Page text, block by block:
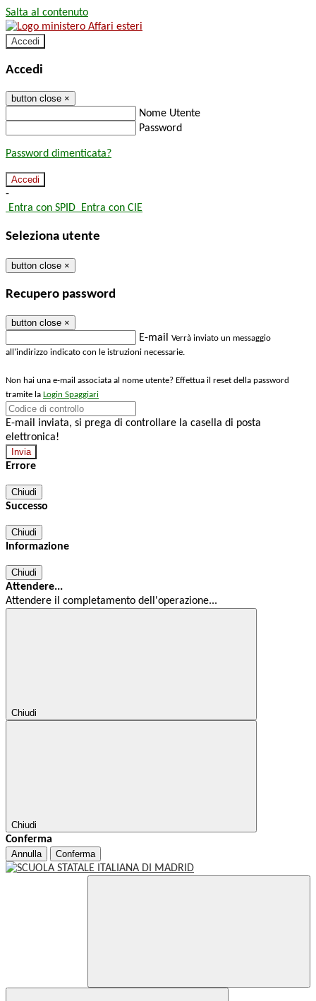
Salta al contenuto
Accedi
Accedi
button close ×
Nome Utente
Password
Password dimenticata?
-
Entra con SPID Entra con CIE
Seleziona utente
button close ×
Recupero password
button close ×
E-mail Verrà inviato un messaggio
all'indirizzo indicato con le istruzioni necessarie.
Non hai una e-mail associata al nome utente? Effettua il reset della password
tramite la Login Spaggiari
E-mail inviata, si prega di controllare la casella di posta
elettronica!
Errore
Chiudi
Successo
Chiudi
Informazione
Chiudi
Attendere...
Attendere il completamento dell'operazione...
Chiudi
Chiudi
Conferma
Annulla Conferma